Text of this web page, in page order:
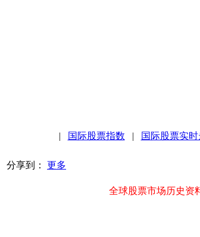
| 国际股票指数 | 国际股票实
分享到：
更多
全球股票市场历史资